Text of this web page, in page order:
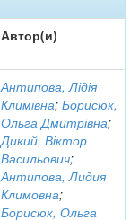
Автор(и)
Антипова, Лідія
Климівна; Борисюк,
Ольга Дмитрівна;
Дикий, Віктор
Васильович;
Антипова, Лидия
Климовна;
Борисюк, Ольга